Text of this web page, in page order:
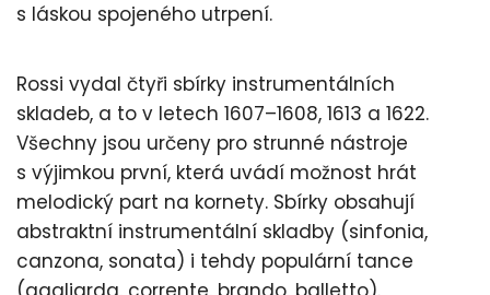
s láskou spojeného utrpení.
Rossi vydal čtyři sbírky instrumentálních
skladeb, a to v letech 1607–1608, 1613 a 1622.
Všechny jsou určeny pro strunné nástroje
s výjimkou první, která uvádí možnost hrát
melodický part na kornety. Sbírky obsahují
abstraktní instrumentální skladby (sinfonia,
canzona, sonata) i tehdy populární tance